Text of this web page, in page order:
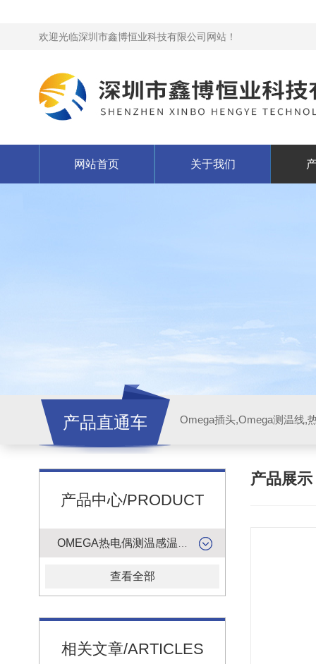
欢迎光临深圳市鑫博恒业科技有限公司网站！
网站首页 关于我们
产品直通车
产品中心/PRODUCT
查看全部
相关文章/ARTICLES
产品展示